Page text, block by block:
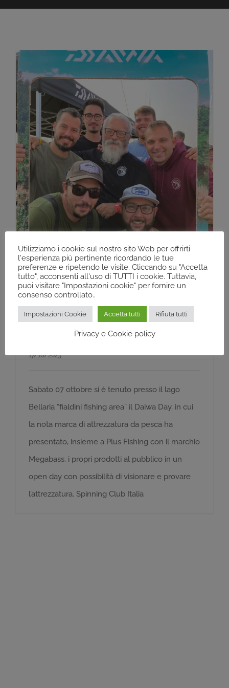
Daiwa Day 2023
17/10/2023
Sabato 07 ottobre si è tenuto presso il lago
Bellaria “fialdini fishing area” il Daiwa Day, in cui
la nota marca di attrezzatura da pesca ha
presentato, insieme a Plus Fishing con il marchio
Megabass, i propri prodotti al pubblico in un
open day con possibilità di visionare e provare
l’attrezzatura. Spinning Club Italia
Utilizziamo i cookie sul nostro sito Web per offrirti
l'esperienza più pertinente ricordando le tue
preferenze e ripetendo le visite. Cliccando su "Accetta
tutto", acconsenti all'uso di TUTTI i cookie. Tuttavia,
puoi visitare "Impostazioni cookie" per fornire un
consenso controllato..
Impostazioni Cookie Accetta tutti Rifiuta tutti
Privacy e Cookie policy